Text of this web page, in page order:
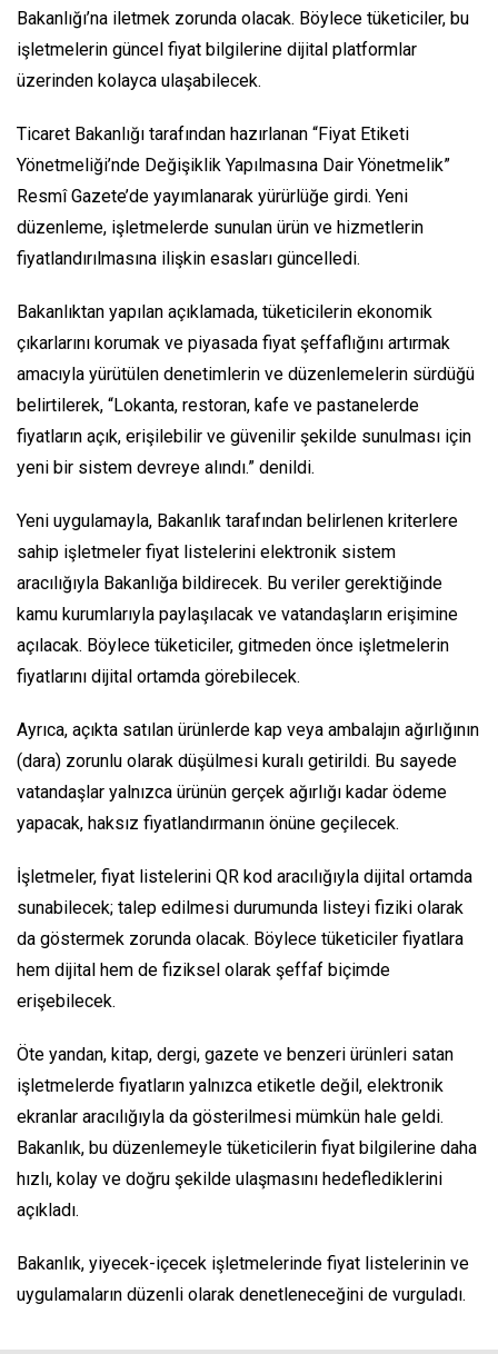
Bakanlığı’na iletmek zorunda olacak. Böylece tüketiciler, bu
işletmelerin güncel fiyat bilgilerine dijital platformlar
üzerinden kolayca ulaşabilecek.
Ticaret Bakanlığı tarafından hazırlanan “Fiyat Etiketi
Yönetmeliği’nde Değişiklik Yapılmasına Dair Yönetmelik”
Resmî Gazete’de yayımlanarak yürürlüğe girdi. Yeni
düzenleme, işletmelerde sunulan ürün ve hizmetlerin
fiyatlandırılmasına ilişkin esasları güncelledi.
Bakanlıktan yapılan açıklamada, tüketicilerin ekonomik
çıkarlarını korumak ve piyasada fiyat şeffaflığını artırmak
amacıyla yürütülen denetimlerin ve düzenlemelerin sürdüğü
belirtilerek, “Lokanta, restoran, kafe ve pastanelerde
fiyatların açık, erişilebilir ve güvenilir şekilde sunulması için
yeni bir sistem devreye alındı.” denildi.
Yeni uygulamayla, Bakanlık tarafından belirlenen kriterlere
sahip işletmeler fiyat listelerini elektronik sistem
aracılığıyla Bakanlığa bildirecek. Bu veriler gerektiğinde
kamu kurumlarıyla paylaşılacak ve vatandaşların erişimine
açılacak. Böylece tüketiciler, gitmeden önce işletmelerin
fiyatlarını dijital ortamda görebilecek.
Ayrıca, açıkta satılan ürünlerde kap veya ambalajın ağırlığının
(dara) zorunlu olarak düşülmesi kuralı getirildi. Bu sayede
vatandaşlar yalnızca ürünün gerçek ağırlığı kadar ödeme
yapacak, haksız fiyatlandırmanın önüne geçilecek.
İşletmeler, fiyat listelerini QR kod aracılığıyla dijital ortamda
sunabilecek; talep edilmesi durumunda listeyi fiziki olarak
da göstermek zorunda olacak. Böylece tüketiciler fiyatlara
hem dijital hem de fiziksel olarak şeffaf biçimde
erişebilecek.
Öte yandan, kitap, dergi, gazete ve benzeri ürünleri satan
işletmelerde fiyatların yalnızca etiketle değil, elektronik
ekranlar aracılığıyla da gösterilmesi mümkün hale geldi.
Bakanlık, bu düzenlemeyle tüketicilerin fiyat bilgilerine daha
hızlı, kolay ve doğru şekilde ulaşmasını hedeflediklerini
açıkladı.
Bakanlık, yiyecek-içecek işletmelerinde fiyat listelerinin ve
uygulamaların düzenli olarak denetleneceğini de vurguladı.